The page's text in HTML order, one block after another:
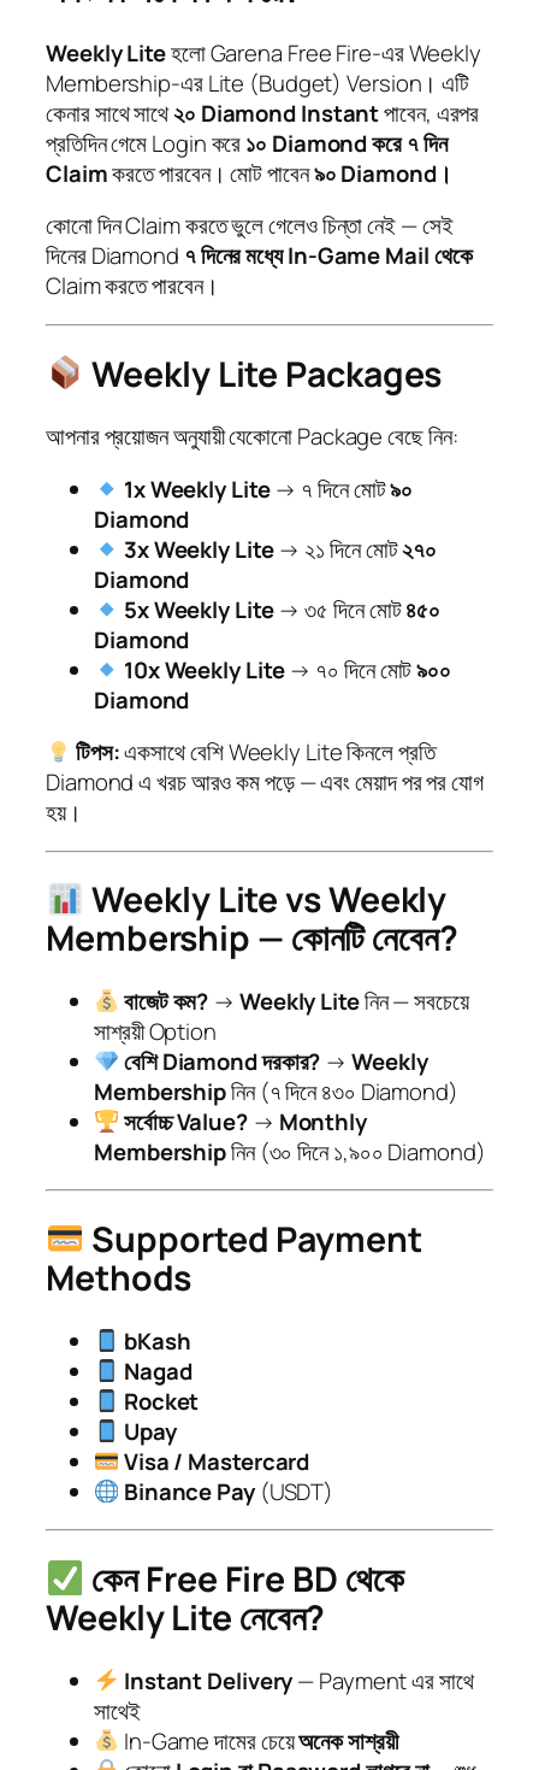
Weekly Liteহলো Garena Free Fire-এর Weekly
Membership-এর Lite (Budget) Version। এটি
কেনার সাথে সাথে২০ Diamond Instantপাবেন, এরপর
প্রতিদিন গেমে Login করে১০ Diamond করে ৭ দিন
Claimকরতে পারবেন। মোট পাবেন৯০ Diamond।
কোনো দিন Claim করতে ভুলে গেলেও চিন্তা নেই — সেই
দিনের Diamond ৭ দিনের মধ্যে In-Game Mail থেকে
Claim করতে পারবেন।
Weekly Lite Packages
আপনার প্রয়োজন অনুযায়ী যেকোনো Package বেছে নিন:
1x Weekly Lite→ ৭ দিনে মোট৯০
Diamond
3x Weekly Lite→ ২১ দিনে মোট২৭০
Diamond
5x Weekly Lite→ ৩৫ দিনে মোট৪৫০
Diamond
10x Weekly Lite→ ৭০ দিনে মোট৯০০
Diamond
টিপস:একসাথে বেশি Weekly Lite কিনলে প্রতি
Diamond এ খরচ আরও কম পড়ে — এবং মেয়াদ পর পর যোগ
হয়।
Weekly Lite vs Weekly
Membership — কোনটি নেবেন?
বাজেট কম? → Weekly Liteনিন — সবচেয়ে
সাশ্রয়ী Option
বেশি Diamond দরকার? →Weekly
Membershipনিন (৭ দিনে ৪৩০ Diamond)
সর্বোচ্চ Value?→ Monthly
Membershipনিন (৩০ দিনে ১,৯০০ Diamond)
Supported Payment
Methods
bKash
Nagad
Rocket
Upay
Visa / Mastercard
Binance Pay(USDT)
কেন Free Fire BD থেকে
Weekly Lite নেবেন?
Instant Delivery— Payment এর সাথে
সাথেই
In-Game দামের চেয়েঅনেক সাশ্রয়ী